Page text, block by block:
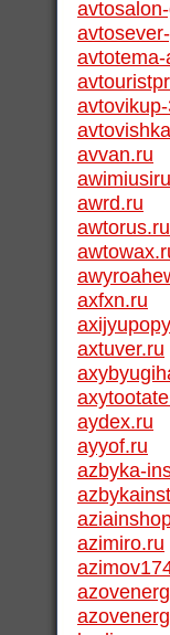
avtotema-
avvan.ru
awrd.ru
awtorus.ru
axfxn.ru
axtuver.ru
aydex.ru
ayyof.ru
azbyka-
azimiro.ru